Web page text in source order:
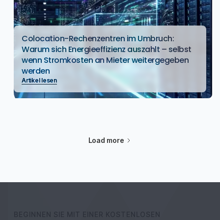
Colocation-Rechenzentren im Umbruch:
Warum sich Energieeffizienz auszahlt – selbst
wenn Stromkosten an Mieter weitergegeben
werden
Artikel lesen
Load more